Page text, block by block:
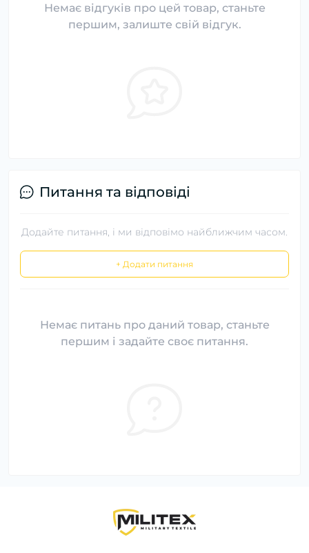
Немає відгуків про цей товар, станьте
першим, залиште свій відгук.
Питання та відповіді
Додайте питання, і ми відповімо найближчим часом.
+ Додати питання
Немає питань про даний товар, станьте
першим і задайте своє питання.